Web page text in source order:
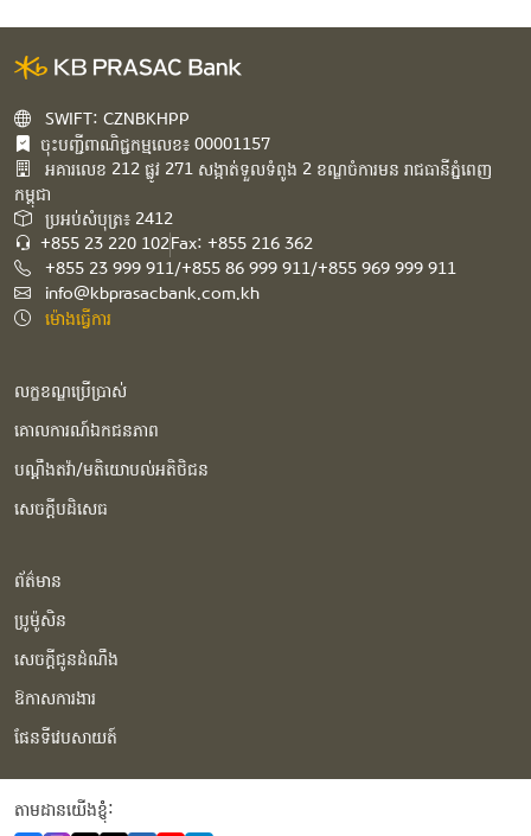
SWIFT: CZNBKHPP
ចុះបញ្ជីពាណិជ្ជកម្មលេខ៖ 00001157
អគារ​លេខ​ 212 ផ្លូវ 271 សង្កាត់ទួលទំពូង 2 ខណ្ឌចំការមន រាជធានីភ្នំពេញ
កម្ពុជា​
ប្រអប់សំបុត្រ៖ 2412
+855 23 220 102Fax: +855 216 362
+855 23 999 911/+855 86 999 911/+855 969 999 911
info@kbprasacbank.com.kh
ម៉ោងធ្វើការ
លក្ខខណ្ឌប្រើប្រាស់
គោលការណ៍ឯកជនភាព
បណ្ដឹងតវ៉ា/មតិយោបល់អតិថិជន
សេចក្ដីបដិសេធ
ព័ត៌មាន
ប្រូម៉ូសិន
សេចក្ដីជូនដំណឹង
ឱកាសការងារ
ផែនទីវេបសាយត៍
តាមដានយើងខ្ញុំំ: